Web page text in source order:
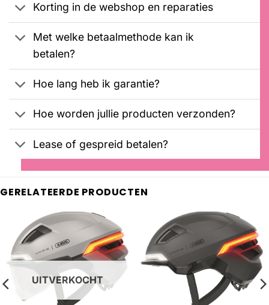
Korting in de webshop en reparaties
Met welke betaalmethode kan ik
betalen?
Hoe lang heb ik garantie?
Hoe worden jullie producten verzonden?
Lease of gespreid betalen?
GERELATEERDE PRODUCTEN
UITVERKOCHT